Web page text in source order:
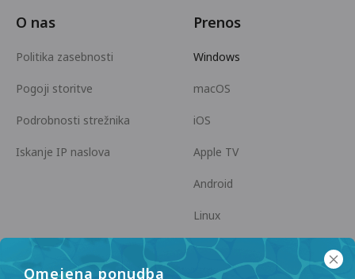
Omejena ponudba
O nas
Politika zasebnosti
Pogoji storitve
Podrobnosti strežnika
Iskanje IP naslova
Prenos
Windows
macOS
iOS
Apple TV
Android
Linux
Android TV